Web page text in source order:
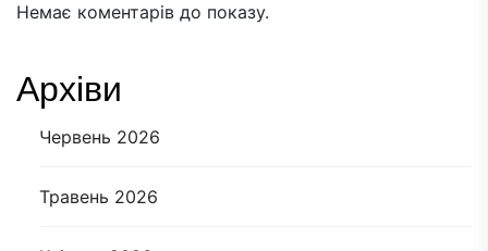
Немає коментарів до показу.
Архіви
Червень 2026
Травень 2026